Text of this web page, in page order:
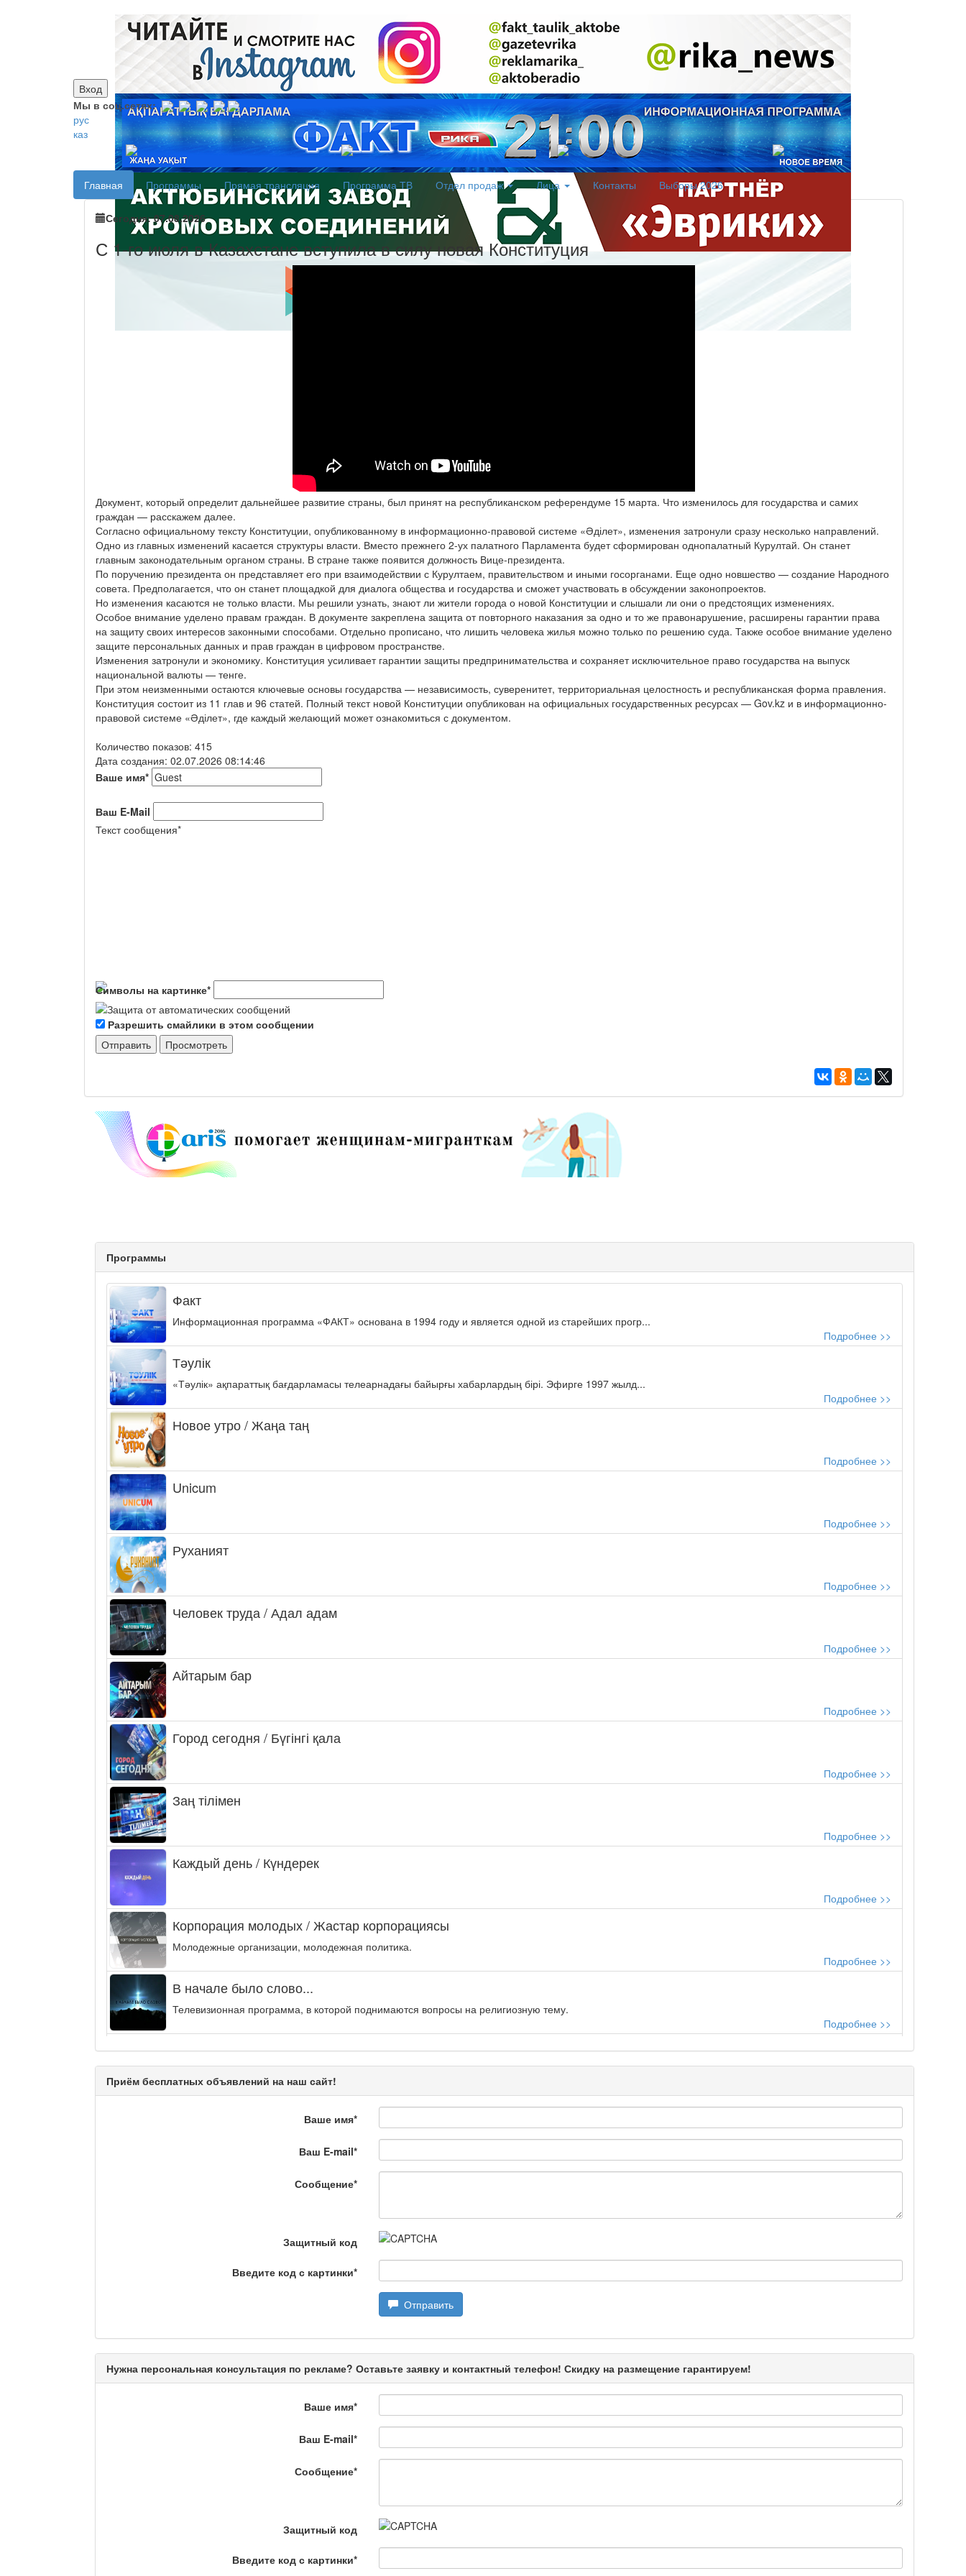
Вход
Мы в соц.сетях:
рус
каз
Главная Программы Прямая трансляция Программа ТВ Отдел продаж Лица Контакты Выборы 2026
Сегодня: 07.08.2026
С 1-го июля в Казахстане вступила в силу новая Конституция
Документ, который определит дальнейшее развитие страны, был принят на республиканском референдуме 15 марта. Что изменилось для государства и самих
граждан — расскажем далее.
Согласно официальному тексту Конституции, опубликованному в информационно-правовой системе «Әділет», изменения затронули сразу несколько направлений.
Одно из главных изменений касается структуры власти. Вместо прежнего 2-ух палатного Парламента будет сформирован однопалатный Курултай. Он станет
главным законодательным органом страны. В стране также появится должность Вице-президента.
По поручению президента он представляет его при взаимодействии с Курултаем, правительством и иными госорганами. Еще одно новшество — создание Народного
совета. Предполагается, что он станет площадкой для диалога общества и государства и сможет участвовать в обсуждении законопроектов.
Но изменения касаются не только власти. Мы решили узнать, знают ли жители города о новой Конституции и слышали ли они о предстоящих изменениях.
Особое внимание уделено правам граждан. В документе закреплена защита от повторного наказания за одно и то же правонарушение, расширены гарантии права
на защиту своих интересов законными способами. Отдельно прописано, что лишить человека жилья можно только по решению суда. Также особое внимание уделено
защите персональных данных и прав граждан в цифровом пространстве.
Изменения затронули и экономику. Конституция усиливает гарантии защиты предпринимательства и сохраняет исключительное право государства на выпуск
национальной валюты — тенге.
При этом неизменными остаются ключевые основы государства — независимость, суверенитет, территориальная целостность и республиканская форма правления.
Конституция состоит из 11 глав и 96 статей. Полный текст новой Конституции опубликован на официальных государственных ресурсах — Gov.kz и в информационно-
правовой системе «Әділет», где каждый желающий может ознакомиться с документом.
Количество показов: 415
Дата создания: 02.07.2026 08:14:46
Ваше имя*
Ваш E-Mail
Текст сообщения*
Символы на картинке*
Разрешить смайлики в этом сообщении
Программы
Факт
Информационная программа «ФАКТ» основана в 1994 году и является одной из старейших прогр...
Подробнее >>
Тәулік
«Тәулік» ақпараттық бағдарламасы телеарнадағы байырғы хабарлардың бірі. Эфирге 1997 жылд...
Подробнее >>
Новое утро / Жаңа таң
Подробнее >>
Unicum
Подробнее >>
Руханият
Подробнее >>
Человек труда / Адал адам
Подробнее >>
Айтарым бар
Подробнее >>
Город сегодня / Бүгінгі қала
Подробнее >>
Заң тілімен
Подробнее >>
Каждый день / Күндерек
Подробнее >>
Корпорация молодых / Жастар корпорациясы
Молодежные организации, молодежная политика.
Подробнее >>
В начале было слово...
Телевизионная программа, в которой поднимаются вопросы на религиозную тему.
Подробнее >>
Энергия удачи
Музыкально-развлекательная программа «Энергия удачи» представляет собой интеллектуальную...
На полицейской волне / Қылмыс пен жаза
Подробнее >>
Актуальный вопрос / Маңызды сұрақ
Подробнее >>
Подробнее >>
Приём бесплатных объявлений на наш сайт!
Ваше имя*
Ваш E-mail*
Сообщение*
Защитный код
Введите код с картинки*
Отправить
Нужна персональная консультация по рекламе? Оставьте заявку и контактный телефон! Скидку на размещение гарантируем!
Ваше имя*
Ваш E-mail*
Сообщение*
Защитный код
Введите код с картинки*